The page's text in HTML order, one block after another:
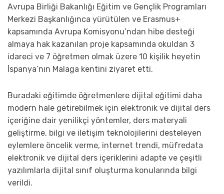
Avrupa Birliği Bakanlığı Eğitim ve Gençlik Programları
Merkezi Başkanlığınca yürütülen ve Erasmus+
kapsamında Avrupa Komisyonu’ndan hibe desteği
almaya hak kazanılan proje kapsamında okuldan 3
idareci ve 7 öğretmen olmak üzere 10 kişilik heyetin
İspanya’nın Malaga kentini ziyaret etti.
Buradaki eğitimde öğretmenlere dijital eğitimi daha
modern hale getirebilmek için elektronik ve dijital ders
içeriğine dair yenilikçi yöntemler, ders materyali
geliştirme, bilgi ve iletişim teknolojilerini desteleyen
eylemlere öncelik verme, internet trendi, müfredata
elektronik ve dijital ders içeriklerini adapte ve çeşitli
yazılımlarla dijital sınıf oluşturma konularında bilgi
verildi.